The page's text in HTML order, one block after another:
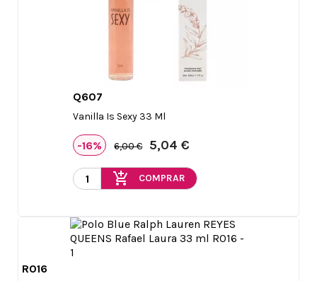
Q607
Vanilla Is Sexy 33 Ml
-16% 6,00 € 5,04 €
add_shopping_cart COMPRAR
R016